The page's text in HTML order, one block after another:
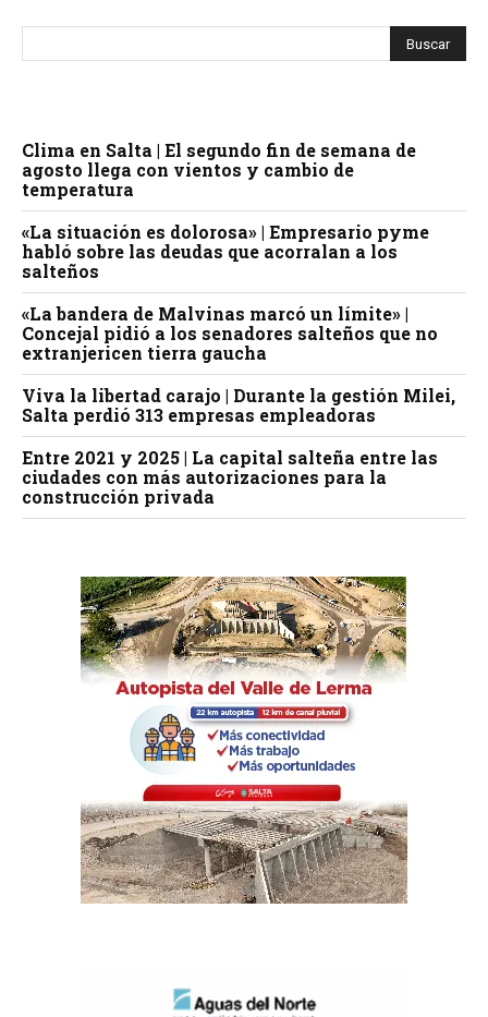
Clima en Salta | El segundo fin de semana de
agosto llega con vientos y cambio de
temperatura
«La situación es dolorosa» | Empresario pyme
habló sobre las deudas que acorralan a los
salteños
«La bandera de Malvinas marcó un límite» |
Concejal pidió a los senadores salteños que no
extranjericen tierra gaucha
Viva la libertad carajo | Durante la gestión Milei,
Salta perdió 313 empresas empleadoras
Entre 2021 y 2025 | La capital salteña entre las
ciudades con más autorizaciones para la
construcción privada